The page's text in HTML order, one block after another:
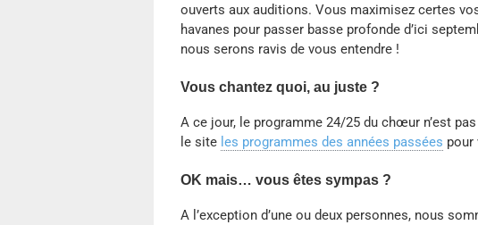
ouverts aux auditions. Vous maximisez certes
havanes pour passer basse profonde d’ici
nous serons ravis de vous entendre !
Vous chantez quoi, au juste ?
A ce jour, le programme 24/25 du chœur n’est
le site les programmes des années passées pour
OK mais… vous êtes sympas ?
A l’exception d’une ou deux personnes, nous